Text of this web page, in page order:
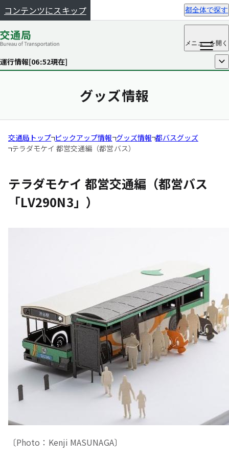
コンテンツにスキップ 都全体で探す
メニューを開く
運行情報[06:52現在] 開く
グッズ情報
交通局トップ ピックアップ情報 グッズ情報 都バスグッズ
テラダモケイ 都営交通編（都営バス）
テラダモケイ 都営交通編（都営バス
「LV290N3」）
〔Photo：Kenji MASUNAGA〕